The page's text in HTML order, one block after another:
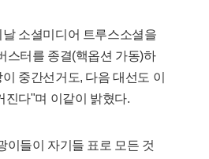
날 소셜미디어 트루스소셜을
스터를 종결(핵옵션 가동)하
중간선거도, 다음 대선도 이
진다"며 이같이 밝혔다.
이들이 자기들 표로 모든 것